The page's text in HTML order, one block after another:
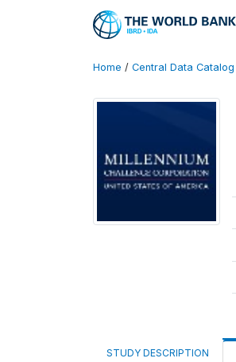
Home / Central Data Catalog
STUDY DESCRIPTION